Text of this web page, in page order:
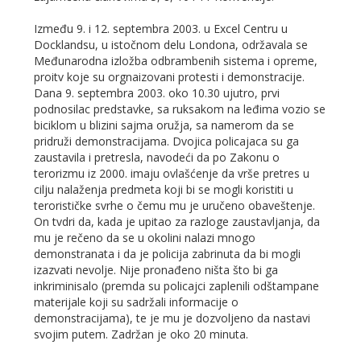
Između 9. i 12. septembra 2003. u Excel Centru u
Docklandsu, u istočnom delu Londona, održavala se
Međunarodna izložba odbrambenih sistema i opreme,
proitv koje su orgnaizovani protesti i demonstracije.
Dana 9. septembra 2003. oko 10.30 ujutro, prvi
podnosilac predstavke, sa ruksakom na leđima vozio se
biciklom u blizini sajma oružja, sa namerom da se
pridruži demonstracijama. Dvojica policajaca su ga
zaustavila i pretresla, navodeći da po Zakonu o
terorizmu iz 2000. imaju ovlašćenje da vrše pretres u
cilju nalaženja predmeta koji bi se mogli koristiti u
terorističke svrhe o čemu mu je uručeno obaveštenje.
On tvdri da, kada je upitao za razloge zaustavljanja, da
mu je rečeno da se u okolini nalazi mnogo
demonstranata i da je policija zabrinuta da bi mogli
izazvati nevolje. Nije pronađeno ništa što bi ga
inkriminisalo (premda su policajci zaplenili odštampane
materijale koji su sadržali informacije o
demonstracijama), te je mu je dozvoljeno da nastavi
svojim putem. Zadržan je oko 20 minuta.